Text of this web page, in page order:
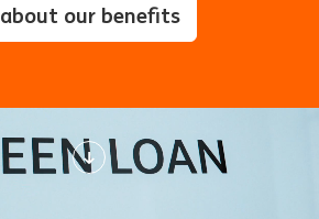
our benefits